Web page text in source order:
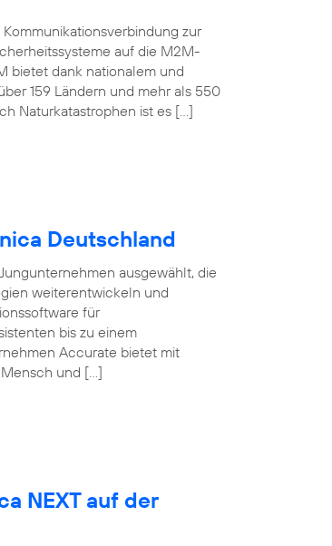
zur
auf die M2M-
bietet dank nationalem und
159 Ländern und mehr als 550
Naturkatastrophen ist es […]
Deutschland
ausgewählt, die
weiterentwickeln und
für
bis zu einem
Accurate bietet mit
und […]
NEXT auf der